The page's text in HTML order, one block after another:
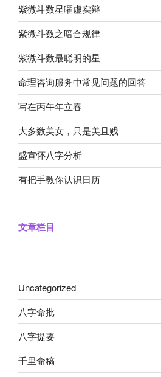
紫微斗数星曜虚实辩
紫微斗数之暗合规律
紫微斗数最聪明的星
命理咨询服务中常见问题的回答
写在丙午年立春
大多数美女，只是美且贱
盛宣怀八字分析
有把手教你认识日历
文章栏目
Uncategorized
八字命批
八字提要
千里命稿